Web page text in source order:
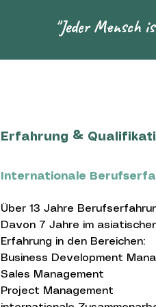
"Jeder Mensch
Erfahrung &
Internationale
Über 13 Jahre
Davon 7 Jahre im
Erfahrung in den Bereichen:
Business Development
Sales Management
Project Management